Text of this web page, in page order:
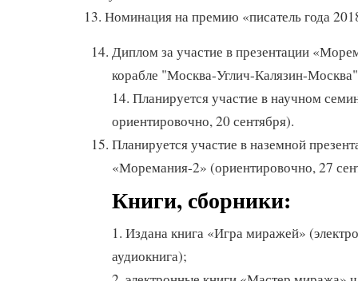
13. Номинация на премию «писатель года
Диплом за участие в презентации
корабле "Москва-Углич-Калязин-
14. Планируется участие в научном
ориентировочно, 20 сентября).
Планируется участие в наземной
«Моремания-2» (ориентировочно, 27
Книги, сборники:
1. Издана книга «Игра миражей»
аудиокнига);